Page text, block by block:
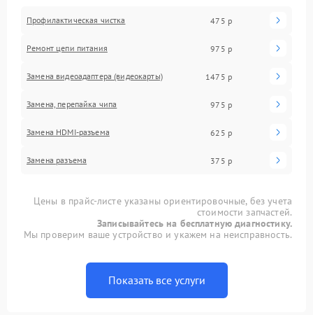
Профилактическая чистка 475 р
Ремонт цепи питания 975 р
Замена видеоадаптера (видеокарты) 1475 р
Замена, перепайка чипа 975 р
Замена HDMI-разъема 625 р
Замена разъема 375 р
Цены в прайс-листе указаны ориентировочные, без учета
стоимости запчастей.
Записывайтесь на бесплатную диагностику.
Мы проверим ваше устройство и укажем на неисправность.
Показать все услуги